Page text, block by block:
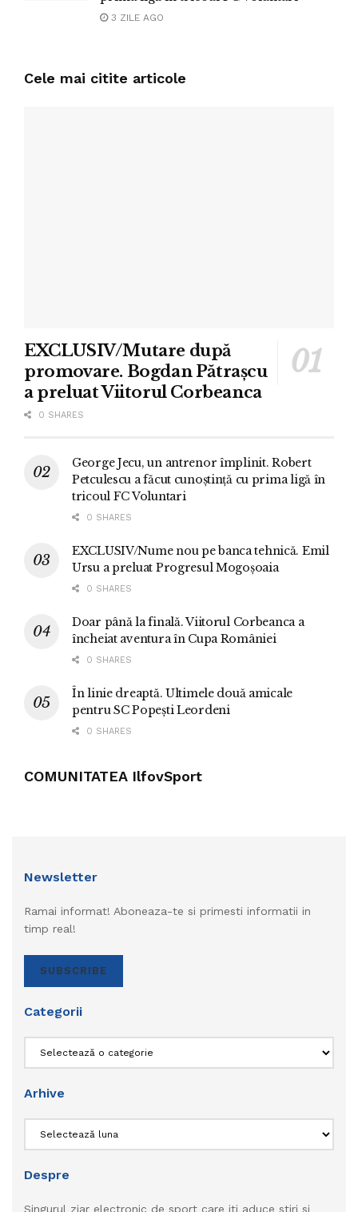
3 ZILE AGO
Cele mai citite articole
EXCLUSIV/Mutare după
promovare. Bogdan Pătrașcu
a preluat Viitorul Corbeanca
0 SHARES
George Jecu, un antrenor împlinit. Robert
Petculescu a făcut cunoștință cu prima ligă în
tricoul FC Voluntari
0 SHARES
EXCLUSIV/Nume nou pe banca tehnică. Emil
Ursu a preluat Progresul Mogoșoaia
0 SHARES
Doar până la finală. Viitorul Corbeanca a
încheiat aventura în Cupa României
0 SHARES
În linie dreaptă. Ultimele două amicale
pentru SC Popești Leordeni
0 SHARES
COMUNITATEA IlfovSport
Newsletter
Ramai informat! Aboneaza-te si primesti informatii in
timp real!
SUBSCRIBE
Categorii
Arhive
Despre
Singurul ziar electronic de sport care iti aduce stiri si